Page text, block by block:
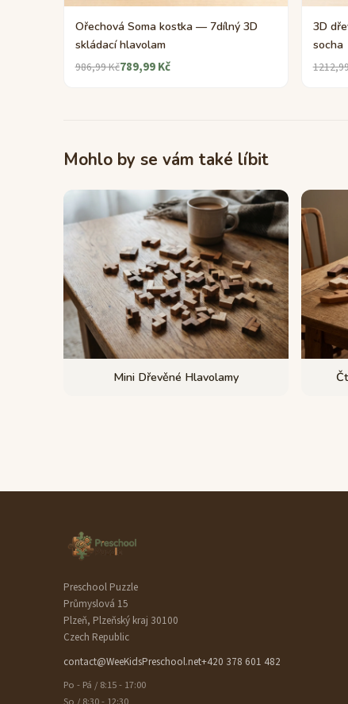
Ořechová Soma kostka — 7dílný 3D
skládací hlavolam
986,99 Kč789,99 Kč
3D
socha
Mohlo by se vám také líbit
Mini Dřevěné Hlavolamy
Preschool Puzzle
Průmyslová 15
Plzeň, Plzeňský kraj 30100
Czech Republic
contact@WeeKidsPreschool.net+420 378 601 482
Po - Pá / 8:15 - 17:00